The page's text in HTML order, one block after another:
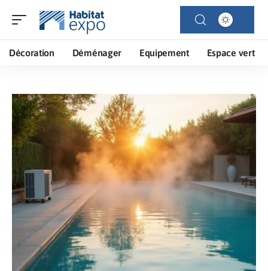
Décoration Déménager Equipement Espace vert